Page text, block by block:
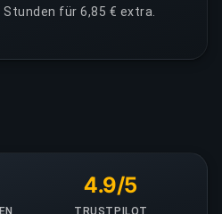
für 6,85 € extra.
4.9/5
TRUSTPILOT